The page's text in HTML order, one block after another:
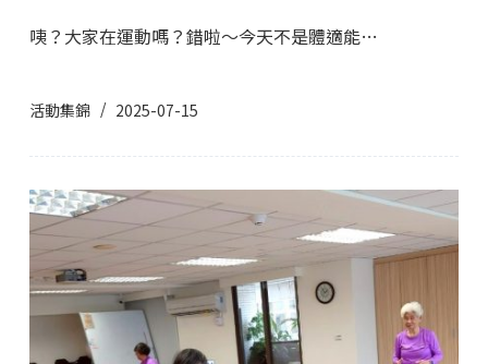
咦？大家在運動嗎？錯啦～今天不是體適能…
活動集錦 2025-07-15